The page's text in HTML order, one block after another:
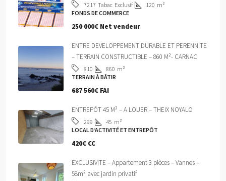
7217 Tabac Exclusif 120 m²
FONDS DE COMMERCE
250 000€ Net vendeur
ENTRE DEVELOPPEMENT DURABLE ET PERENNITE
– TERRAIN CONSTRUCTIBLE – 860 M²- CARNAC
810 860 m²
TERRAIN À BÂTIR
687 560€ FAI
ENTREPÔT 45 M² – A LOUER – THEIX NOYALO
299 45 m²
LOCAL D’ACTIVITÉ ET ENTREPÔT
420€ CC
EXCLUSIVITE – Appartement 3 pièces – Vannes –
58m² avec jardin privatif